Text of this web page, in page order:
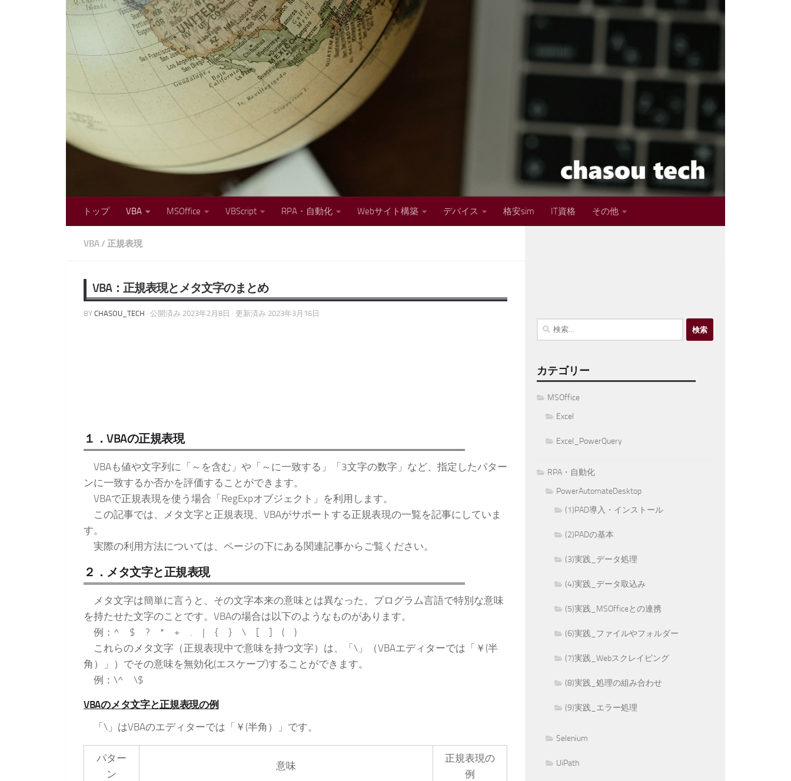
コンテンツへスキップ
トップ VBA MSOffice VBScript RPA・自動化 Webサイト構築 デバイス 格安sim IT資格 その他
VBA/ 正規表現
VBA：正規表現とメタ文字のまとめ
BY CHASOU_TECH · 公開済み 2023年2月8日 · 更新済み 2023年3月16日
１．VBAの正規表現
VBAも値や文字列に「～を含む」や「～に一致する」「3文字の数字」など、指定したパター
ンに一致するか否かを評価することができます。
VBAで正規表現を使う場合「RegExpオブジェクト」を利用します。
この記事では、メタ文字と正規表現、VBAがサポートする正規表現の一覧を記事にしていま
す。
実際の利用方法については、ページの下にある関連記事からご覧ください。
２．メタ文字と正規表現
メタ文字は簡単に言うと、その文字本来の意味とは異なった、プログラム言語で特別な意味
を持たせた文字のことです。VBAの場合は以下のようなものがあります。
例：^ $ ? * + . | { } \ [ ] ( )
これらのメタ文字（正規表現中で意味を持つ文字）は、「\」（VBAエディターでは「￥(半
角）」）でその意味を無効化(エスケープ)することができます。
例：\^ \$
VBAのメタ文字と正規表現の例
「\」はVBAのエディターでは「￥(半角）」です。
パター
ン
意味
正規表現の
例
検
カテゴリー
MSOffice
Excel
Excel_PowerQuery
RPA・自動化
PowerAutomateDesktop
(1)PAD導入・インストール
(2)PADの基本
(3)実践_データ処理
(4)実践_データ取込み
(5)実践_MSOfficeとの連携
(6)実践_ファイルやフォルダー
(7)実践_Webスクレイピング
(8)実践_処理の組み合わせ
(9)実践_エラー処理
Selenium
UiPath